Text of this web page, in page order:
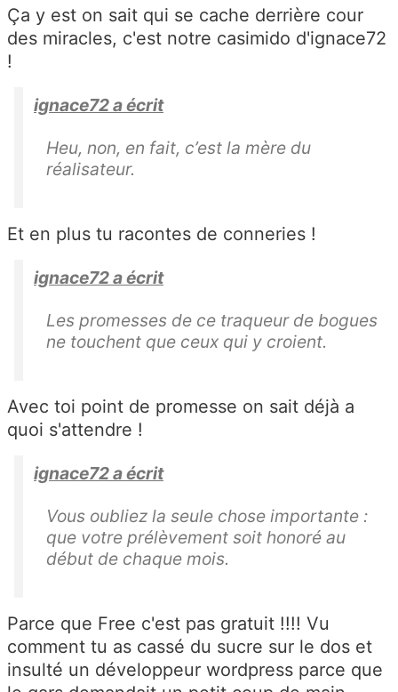
Ça y est on sait qui se cache derrière cour
des miracles, c'est notre casimido d'ignace72
!
ignace72 a écrit
Heu, non, en fait, c’est la mère du
réalisateur.
Et en plus tu racontes de conneries !
ignace72 a écrit
Les promesses de ce traqueur de bogues
ne touchent que ceux qui y croient.
Avec toi point de promesse on sait déjà a
quoi s'attendre !
ignace72 a écrit
Vous oubliez la seule chose importante :
que votre prélèvement soit honoré au
début de chaque mois.
Parce que Free c'est pas gratuit !!!! Vu
comment tu as cassé du sucre sur le dos et
insulté un développeur wordpress parce que